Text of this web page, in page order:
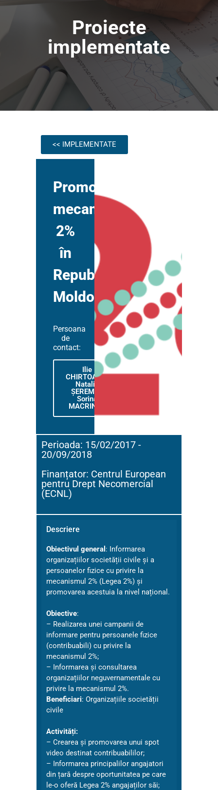
Proiecte
implementate
<< IMPLEMENTATE
Promovarea
mecanismului
2%
în
Republica
Moldova
Persoana
de
contact:
Ilie
CHIRTOACĂ,
Natalia
ȘEREMET,
Sorina
MACRINICI
Perioada: 15/02/2017 -
20/09/2018
Finanțator: Centrul European
pentru Drept Necomercial
(ECNL)
Descriere
Obiectivul general : Informarea
organizațiilor societății civile și a
persoanelor fizice cu privire la
mecanismul 2% (Legea 2%) și
promovarea acestuia la nivel național.
Obiective:
– Realizarea unei campanii de
informare pentru persoanele fizice
(contribuabili) cu privire la
mecanismul 2%;
– Informarea și consultarea
organizațiilor neguvernamentale cu
privire la mecanismul 2%.
Beneficiari: Organizațiile societății
civile
Activități:
– Crearea și promovarea unui spot
video destinat contribuabililor;
– Informarea principalilor angajatori
din țară despre oportunitatea pe care
le-o oferă Legea 2% angajaților săi;